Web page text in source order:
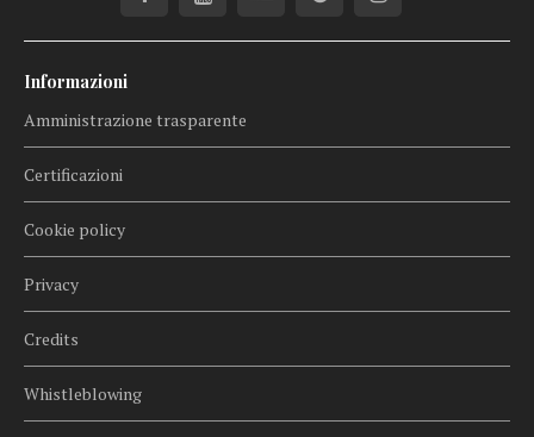
Informazioni
Amministrazione trasparente
Certificazioni
Cookie policy
Privacy
Credits
Whistleblowing